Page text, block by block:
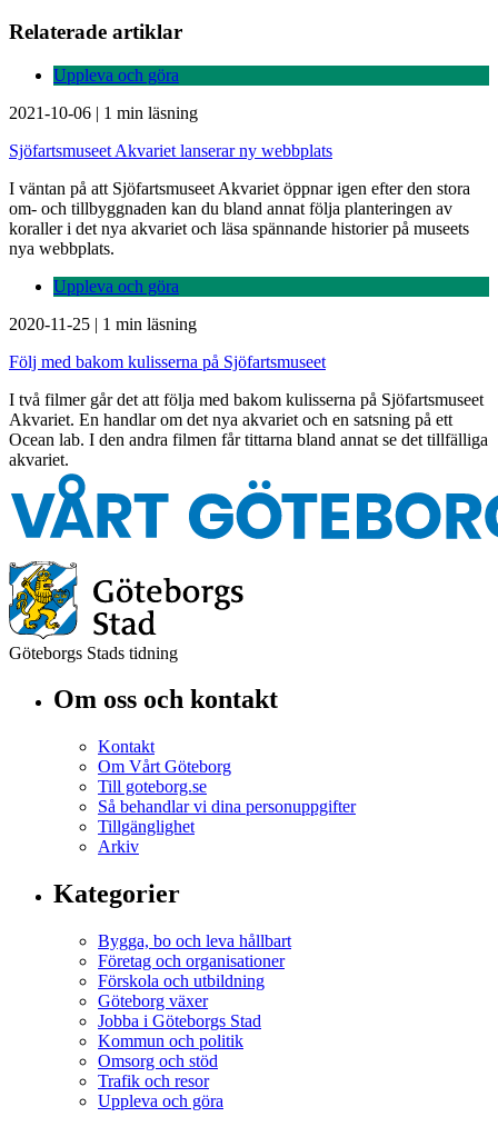
Relaterade artiklar
Uppleva och göra
2021-10-06 | 1 min läsning
Sjöfartsmuseet Akvariet lanserar ny webbplats
I väntan på att Sjöfartsmuseet Akvariet öppnar igen efter den stora
om- och tillbyggnaden kan du bland annat följa planteringen av
koraller i det nya akvariet och läsa spännande historier på museets
nya webbplats.
Uppleva och göra
2020-11-25 | 1 min läsning
Följ med bakom kulisserna på Sjöfartsmuseet
I två filmer går det att följa med bakom kulisserna på Sjöfartsmuseet
Akvariet. En handlar om det nya akvariet och en satsning på ett
Ocean lab. I den andra filmen får tittarna bland annat se det tillfälliga
akvariet.
Göteborgs Stads tidning
Om oss och kontakt
Kontakt
Om Vårt Göteborg
Till goteborg.se
Så behandlar vi dina personuppgifter
Tillgänglighet
Arkiv
Kategorier
Bygga, bo och leva hållbart
Företag och organisationer
Förskola och utbildning
Göteborg växer
Jobba i Göteborgs Stad
Kommun och politik
Omsorg och stöd
Trafik och resor
Uppleva och göra